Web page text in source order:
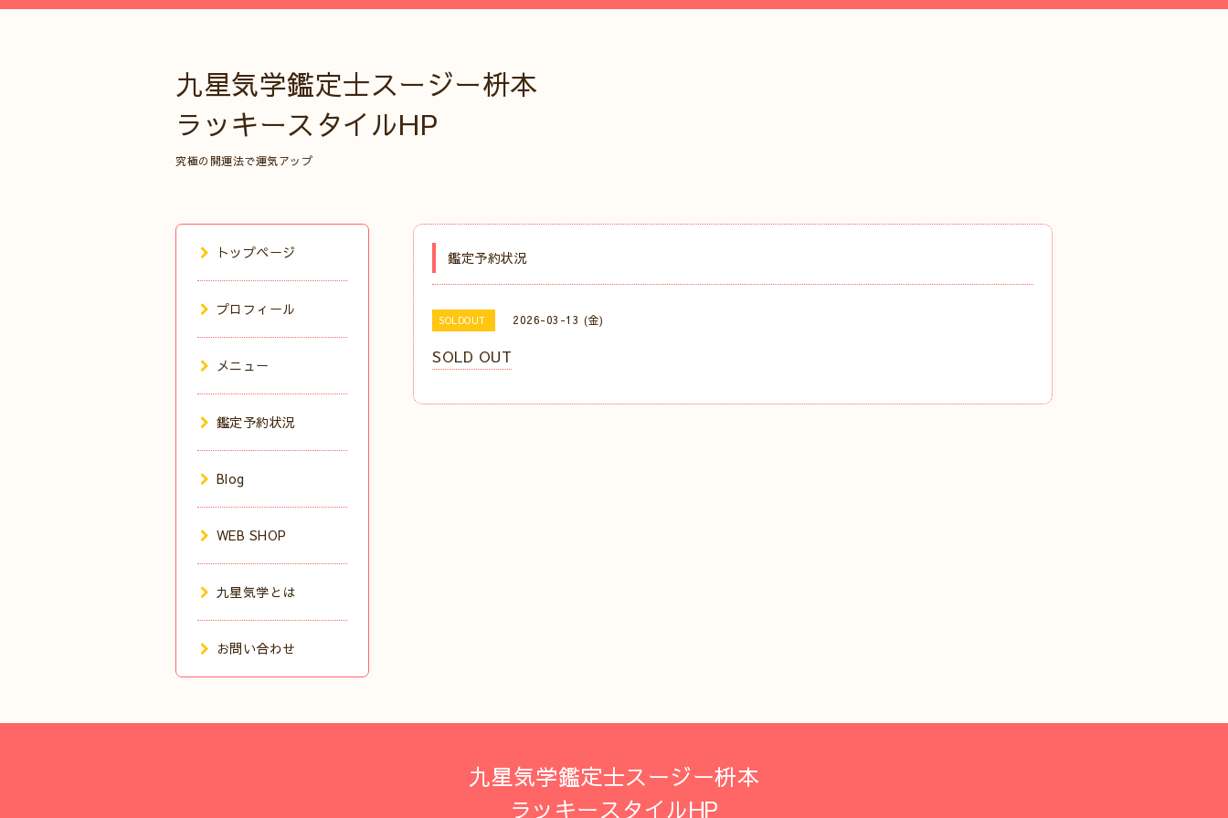
九星気学鑑定士スージー枡本
ラッキースタイルHP
究極の開運法で運気アップ
鑑定予約状況
SOLDOUT 2026-03-13 (金)
SOLD OUT
トップページ
プロフィール
メニュー
鑑定予約状況
Blog
WEB SHOP
九星気学とは
お問い合わせ
九星気学鑑定士スージー枡本
ラッキースタイルHP